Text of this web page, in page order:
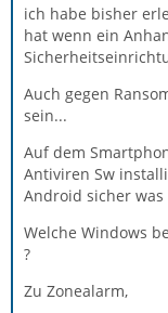
ich habe bisher
hat wenn ein
Auch gegen
sein...
Auf dem
Antiviren Sw
Android sicher
Welche Windows
?
Zu Zonealarm,